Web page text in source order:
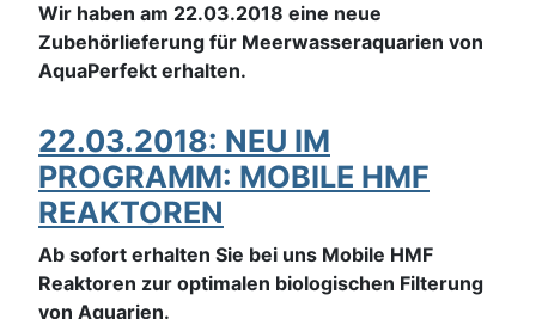
Wir haben am 22.03.2018 eine neue
Zubehörlieferung für Meerwasseraquarien von
AquaPerfekt erhalten.
22.03.2018: NEU IM
PROGRAMM: MOBILE HMF
REAKTOREN
Ab sofort erhalten Sie bei uns Mobile HMF
Reaktoren zur optimalen biologischen Filterung
von Aquarien.